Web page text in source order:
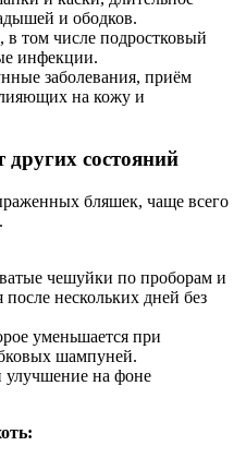
и ободков.
том числе подростковый
инфекции.
заболевания, приём
на кожу и
других состояний
бляшек, чаще всего
чешуйки по проборам и
нескольких дней без
уменьшается при
шампуней.
улучшение на фоне